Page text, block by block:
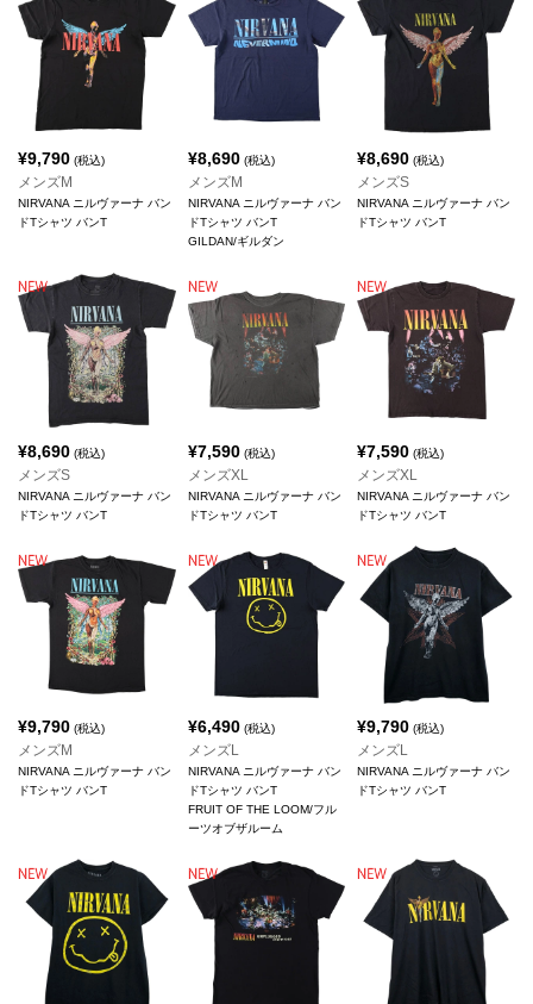
¥9,790 (税込)
メンズM
NIRVANA ニルヴァーナ バン
ドTシャツ バンT
¥8,690(税込)
メンズM
NIRVANA ニルヴァーナ バン
ドTシャツ バンT
GILDAN/ギルダン
¥8,690 (税込)
メンズS
NIRVANA ニルヴァーナ バン
ドTシャツ バンT
¥8,690 (税込)
メンズS
NIRVANA ニルヴァーナ バン
ドTシャツ バンT
¥7,590(税込)
メンズXL
NIRVANA ニルヴァーナ バン
ドTシャツ バンT
¥7,590 (税込)
メンズXL
NIRVANA ニルヴァーナ バン
ドTシャツ バンT
¥9,790 (税込)
メンズM
NIRVANA ニルヴァーナ バン
ドTシャツ バンT
¥6,490(税込)
メンズL
NIRVANA ニルヴァーナ バン
ドTシャツ バンT
FRUIT OF THE LOOM/フル
ーツオブザルーム
¥9,790 (税込)
メンズL
NIRVANA ニルヴァーナ バン
ドTシャツ バンT